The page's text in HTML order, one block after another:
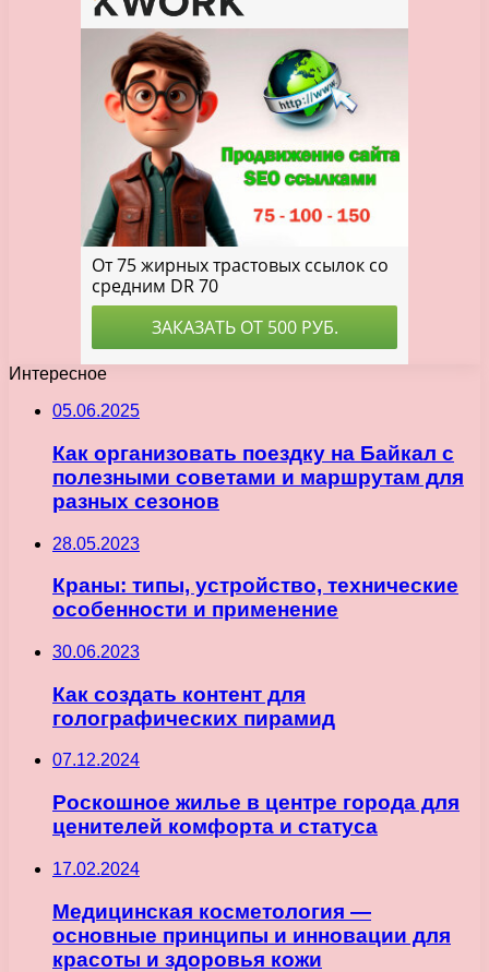
Интересное
05.06.2025
Как организовать поездку на Байкал с
полезными советами и маршрутам для
разных сезонов
28.05.2023
Краны: типы, устройство, технические
особенности и применение
30.06.2023
Как создать контент для
голографических пирамид
07.12.2024
Роскошное жилье в центре города для
ценителей комфорта и статуса
17.02.2024
Медицинская косметология —
основные принципы и инновации для
красоты и здоровья кожи